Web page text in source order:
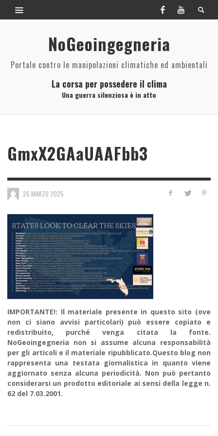
NoGeoingegneria
Portale contro le manipolazioni climatiche ed ambientali
La corsa per possedere il clima
Una guerra silenziosa è in atto
GmxX2GAaUAAFbb3
26 MARZO 2025
IMPORTANTE!: Il materiale presente in questo sito (ove
non ci siano avvisi particolari) può essere copiato e
redistribuito, purché venga citata la fonte.
NoGeoingegneria non si assume alcuna responsabilità
per gli articoli e il materiale ripubblicato.Questo blog non
rappresenta una testata giornalistica in quanto viene
aggiornato senza alcuna periodicità. Non può pertanto
considerarsi un prodotto editoriale ai sensi della legge n.
62 del 7.03.2001.